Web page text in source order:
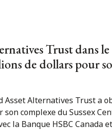
Trust dans
de dollars pour
Asset Alternatives Trust a
complexe du Sussex
la Banque HSBC Canada